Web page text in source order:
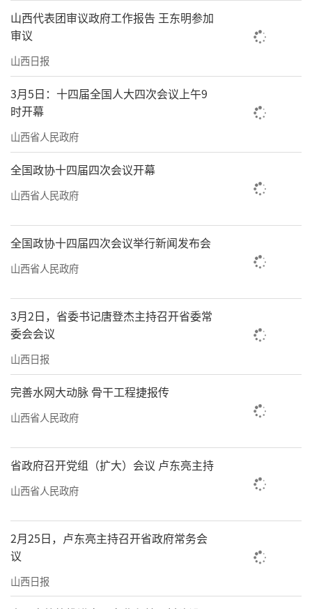
是百信人对初心的坚守，更是对科技报国使命
的担当。”
依靠科技创新塑造发展新动能是百信成功
的“法宝”。王宪朝介绍：“就在前不久，
DeepSeek-V4首发当日，我们在自研的恒山服
务器上跑通三大前沿架构，完成模型深度适配
与性能优化，率先实现训练到推理全栈国产化
突破。这是继2025年全国首家适配DeepSeek-
V2后，百信在国产大模型算力领域的再一次领
跑。”
近年来，百信科技创新迈出了更加坚实的
持续为金融、互联网等关键行业数字化转型赋
能。特别是昇腾384超节点集群，先后交付了京
东、中信银行、邮储银行、南方电网、香港科
技大学等多个重点用户。
今年一季度，百信已完成产值23.08亿元，
元，力争80亿元。2026年，百信荣获“全国五
一劳动奖状”。
政策、资源、项目到人才，为百信发展提供的
全方位支持。”王宪朝表示，高水平科技自立
自强，是中国走向现代化强国的必然选择和必
由之路。百信将坚守初心，依托国家博士后工
山西代表团审议政府工作报告 王东明参加
审议
山西日报
3月5日：十四届全国人大四次会议上午9
时开幕
山西省人民政府
全国政协十四届四次会议开幕
山西省人民政府
全国政协十四届四次会议举行新闻发布会
山西省人民政府
3月2日，省委书记唐登杰主持召开省委常
委会会议
山西日报
完善水网大动脉 骨干工程捷报传
山西省人民政府
省政府召开党组（扩大）会议 卢东亮主持
山西省人民政府
2月25日，卢东亮主持召开省政府常务会
议
山西日报